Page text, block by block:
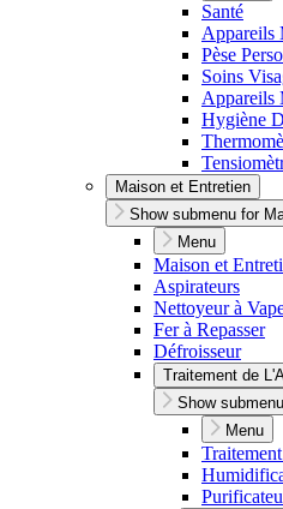
Santé
Appareils
Pèse
Soins
Appareils
Hygiène
Maison et Entretien
Show submenu for
Menu
Maison et
Aspirateurs
Nettoyeur à
Fer à Repasser
Défroisseur
Traitement de
Show
Menu